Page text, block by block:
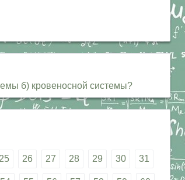
б) кровеносной системы?
25 26 27 28 29 30 31